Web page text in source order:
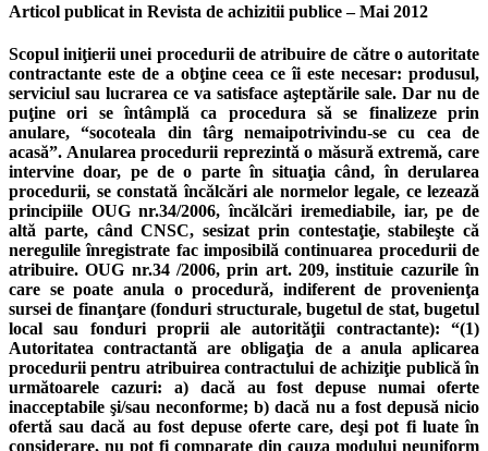
Articol publicat in Revista de achizitii publice – Mai 2012
Scopul iniţierii unei procedurii de atribuire de către o autoritate contractante este de a obţine ceea ce îi este necesar: produsul, serviciul sau lucrarea ce va satisface aşteptările sale. Dar nu de puţine ori se întâmplă ca procedura să se finalizeze prin anulare, “socoteala din târg nemaipotrivindu-se cu cea de acasă”. Anularea procedurii reprezintă o măsură extremă, care intervine doar, pe de o parte în situaţia când, în derularea procedurii, se constată încălcări ale normelor legale, ce lezează principiile OUG nr.34/2006, încălcări iremediabile, iar, pe de altă parte, când CNSC, sesizat prin contestaţie, stabileşte că neregulile înregistrate fac imposibilă continuarea procedurii de atribuire. OUG nr.34 /2006, prin art. 209, instituie cazurile în care se poate anula o procedură, indiferent de provenienţa sursei de finanţare (fonduri structurale, bugetul de stat, bugetul local sau fonduri proprii ale autorităţii contractante): “(1) Autoritatea contractantă are obligaţia de a anula aplicarea procedurii pentru atribuirea contractului de achiziţie publică în următoarele cazuri: a) dacă au fost depuse numai oferte inacceptabile şi/sau neconforme; b) dacă nu a fost depusă nicio ofertă sau dacă au fost depuse oferte care, deşi pot fi luate în considerare, nu pot fi comparate din cauza modului neuniform de abordare a soluţiilor tehnice şi/ori financiare; c) dacă abateri grave de la prevederile legislative afectează procedura de atribuire sau dacă este imposibilă încheierea contractului. (2) Prin excepţie de la prevederile art. 204, autoritatea contractantă are dreptul de a anula aplicarea procedurii pentru atribuirea contractului de achiziţie publică, dacă ia această decizie înainte de data încheierii contractului, numai în următoarele cazuri: a) dacă autoritatea contractantă se află în una dintre situaţiile prevăzute la art. 86 alin. (2) lit. a), art. 102 alin. (2) lit. a), art. 117 alin. (2) lit. a) sau art. 148^1 lit. a); b) ca urmare a deciziei pronunţate de Consiliul Naţional de Soluţionare a Contestaţiilor, prin care se dispune eliminarea oricăror specificaţii tehnice din caietul de sarcini ori din alte documente emise în legătură cu procedura de atribuire. (3) Dispoziţiile alin. (2) nu pot aduce atingere obligaţiei autorităţii contractante de a anula o procedură de atribuire în urma unei hotărâri judecătoreşti sau a unei decizii în acest sens a Consiliului Naţional de Soluţionare a Contestaţiilor. (4) În sensul prevederilor alin. (1) lit. c), prin abateri grave de la prevederile legislative se înţelege: a) criteriile de calificare şi selecţie, precum şi criteriul de atribuire sau factorii de evaluare prevăzuţi în cadrul invitaţiei/anunţului de participare, precum şi în documentaţia de atribuire au fost modificaţi; b) pe parcursul analizei, evaluării şi/sau finalizării procedurii de atribuire se constată erori sau omisiuni, iar autoritatea contractantă se află în imposibilitatea de a adopta măsuri corective fără ca acestea să conducă la încălcarea principiilor prevăzute la art. 2 alin. (2) lit. a) – f).” Orice acţiune de anulare, în afara celor enumerate anterior, constituie contravenţie şi se sancţionează cu amendă de la 80.000 lei la 100.000 lei (art. 293 lit.o), art. 294 alin (3) din OUG nr.34/2006). Situaţiile expuse în art. 209 din ordonanţă dau multe bătăi de cap autorităţilor contractante în ceea ce priveşte încadrarea, din punct de vedere legal, a hotărârii de anulare. Dar, totodată, articolul dă şi libertatea de anulare, atunci când nu se doreşte atribuirea contractului, bineînţeles dacă pe parcursul derulării procedurii se observă temeiuri ce ar permite aplicarea art. 209. Aruncând o privire asupra enumerării dată de legiuitor, distingem că anularea poate fi din culpa autorităţii contractante ori din culpa operatorilor economici. Dar nu numai, ţinând cont şi de alţii factori implicaţi în accesarea fondurilor structurale. Decizia anulării procedurii poate aparţine autorităţii contractante, Consiliul Naţional de Soluţionare a Contestaţiilor sau instanţei de judecată, respectiv Curţii de Apel. Motivele anulării unei procedurii pot fi dintre cele mai diverse. Analiza lor o voi realiza din punct de vedere al frecvenţei apariţiilor. I. Modificarea cerinţelor de calificare din anunţul/invitaţia de participare. De la apariţia Legii nr. 279/07.12.2011, prin care se introduce un nou alineat la art.176 din OUG nr.34/2006, „orice modificare şi/sau completare a […] criteriilor de calificare şi selecţie […] conduce la anularea procedurii de atribuire, cu excepţia modificărilor dispuse prin decizia Consiliului Naţional de Soluţionare a Contestaţiilor”. Din decembrie 2011 şi până în prezent tot mai multe documentaţii de atribuire au fost „atacate”, având drept ţintă criteriile de calificare. Unele întemeiate, altele nu. Câteva exemple, de pe această latură a anulărilor, ne vor aminti de cele mai întâlnite speţe din perioada amintită. 1) Cifra medie de afaceri pentru perioada 2008, 2009 şi 2010 – minim x lei; în situaţia în care operatorul economic şi-a înregistrat bilanţul contabil aferent anului 2011, acesta poate dovedi îndeplinirea nivelului impus şi prin raportare la ultimii trei ani financiari încheiaţi, respectiv 2011, 2010, 2009. Dar cifra de afaceri poate viza doar activitatea din ultimii 3 ani, iar cerinţa se referă la o situaţie de acum 4 ani. Se remarcă o încălcare a principiul tratamentului egal: unii operatorii vor prezenta o cifra medie de afaceri pentru 2008-2010, iar alţii pentru 2009-2011, înaintând acele situaţii financiare care le sunt favorabile. De asemenea, nici comisia de evaluare, la analizarea cifrei de afaceri nu va respecta principiul tratamentului egal: unele oferte vor fi examinate pentru 2008-2010, iar altele pentru 2009-2011. Modificarea cerinţei presupune eliminarea anului 2008 şi impunerea anului 2011. Dar acţiunea are drept consecinţă anularea procedurii. 2) Lichiditate generală minim 99%. În formularul de contract a fost stipulată acordarea unui avans de 10% şi plata facturilor la maxim 15 zile de la înregistrarea lor la autoritatea contractantă. Nefiind o corelare între cerinţa de calificare şi clauza contractuală, se decide eliminarea lichidităţii, fapt ce conduce la anularea procedurii. 3) Deţinerea ori accesul nelimitat la un anumit utilaj Contractul fiind de proiectare şi executare lucrare, operatorul economic are libertatea de a-şi alege tehnologia. În soluţia tehnologică propusă de constructor nu se întrebuinţează acel utilaj. Impunerea deţinerii unui echipament are ca efect restrângerea concurenţei. Prin eliminarea cerinţei procedura trebuie anulată. II. Modificări ale caietului de sarcini Frecvent s-a observat că, abia în etapa de studiere a caietului de sarcini de către potenţialii ofertanţi, documentaţia are probleme tehnice. Unele pot fi remediate fără afectarea bunului mers al procedurii, dar altele au drept efect schimbări substanţiale ale cerinţelor minime. În special în achiziţia de lucrări, o principală cauză este dată de întocmirea unor studii de fezabilitate ori proiecte tehnice cu multe lacune. Corectarea greşelilor, de multe ori, nu poate avea decât un singur sfârşit dramatic: refacerea caietului de sarcini şi, implicit, anularea procedurii. 1) Într-un proiect tehnic nu a fost prevăzută construcţia unei clădiri adiacente clădirii principale, deşi era condiţie în studiul de fezabilitate. Întrucât lipsa construcţiei adiacente ar fi dus la nefuncţionarea întregii structurii, devenea imperativă includerea în valoarea estimată a costurilor clădirii noi. Conseciţa: anularea procedurii şi reluarea cu noua valoare. 2) După iniţierea licitaţiei deschise, la vizitarea amplasamentului viitoarei lucrării de către operatorii economici şi reprezentantul autorităţii contractante, „s-a descoperit” prezenţa pe locul respectiv a unei construcţii cu regim special, ce nu putea fi demolată. Fapt nespecificat în studiul de fezabilitate, respectiv în caietul de sarcini. Drept pentru care, întregul caiet de sarcini trebuie corectat, prin repoziţionarea viitoarei construcţii. III. Depunerea doar de oferte incomplete, implicit declararea ofertelor drept inacceptabile şi/sau neconforme La proiectele a căror valoare estimată este relativ mică, adeseori autoritatea contractantă nu doreşte impunerea în documentaţia de atribuire a prea multor cerinţe, tocmai pentru a da şansa oricărui operator economic de a deveni câştigător. Chiar şi aşa, se depun oferte de către operatori ce nu cunosc îndeajuns legislaţia în domeniul achiziţiilor publice, operatori care nu acordă o atenţie deosebită documentaţiei de atribuire şi modului de pregătirea a ofertei. Şi, nu de puţine ori, se ajunge ca proceduri finanţate din fonduri structurale să fie anulate pentru că au fost depuse doar oferte inacceptabile şi/sau neconforma. Cauzele respingerii sunt multiple şi variate. 1) Garanţia de participare nu are forma solicitată Odată cu noutatea introdusă de OUG nr.76/06.07.2010, tot mai multe oferte au fost excluse din procedură pentru neînscrierea în scrisoarea de garanţie de participare a dreptului autorităţii contractante de a reţine contestatorului suma menţionată la pct.68 din ordonanţă (art.278^1 alin (1) din OUG nr.34/2006). 2) Neîndeplinirea cerinţelor privind situaţia personală a ofertantului Cerinţa din fişa de date: Ofertantul este eligibil, neîncadrându-se în situaţiile prevăzute la art. 181 din OUG nr. 34/2006. Document doveditor: Certificat de atestare fiscală privind plata obligaţiilor către bugetul consolidat general eliberat de autoritățile competente din care să reiasă plata obligaţiile exigibile pentru luna anterioară celei de depunere a ofertelor. Unii ofertanţi depun certificat de atestare fiscală în care se reflectă plata datoriilor exigibile pentru două luni în urma celei de depunere a ofertelor. Întrucât unii operatorii economici au prezentat certificatul conform fişei de date, comisia de evaluare nu are dreptul de a solicita celorlalţi operatorii un nou certificat, din care să reiasă plat